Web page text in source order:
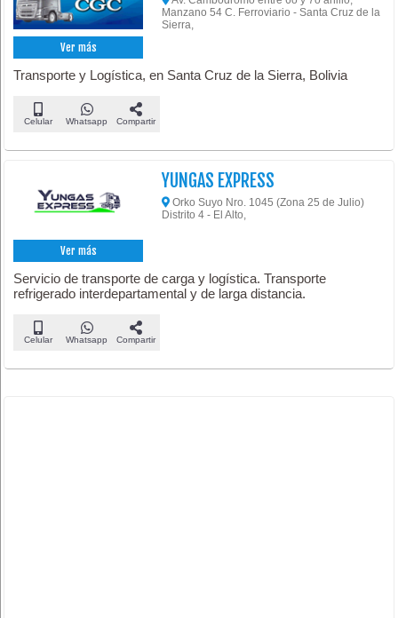
Ver más
Manzano 54 C. Ferroviario - Santa Cruz de la
Sierra,
Transporte y Logística, en Santa Cruz de la Sierra, Bolivia
Celular Whatsapp Compartir
Ver más
YUNGAS EXPRESS
Orko Suyo Nro. 1045 (Zona 25 de Julio)
Distrito 4 - El Alto,
Servicio de transporte de carga y logística. Transporte
refrigerado interdepartamental y de larga distancia.
Celular Whatsapp Compartir